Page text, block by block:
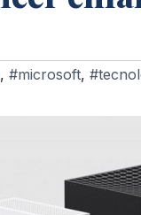
, #microsoft,